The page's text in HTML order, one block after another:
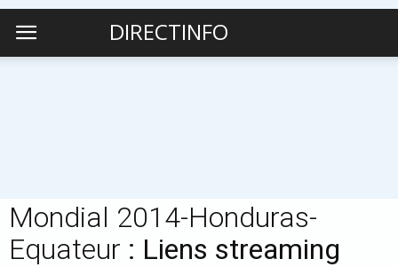
DIRECTINFO
Mondial 2014-Honduras-
Equateur : Liens streaming